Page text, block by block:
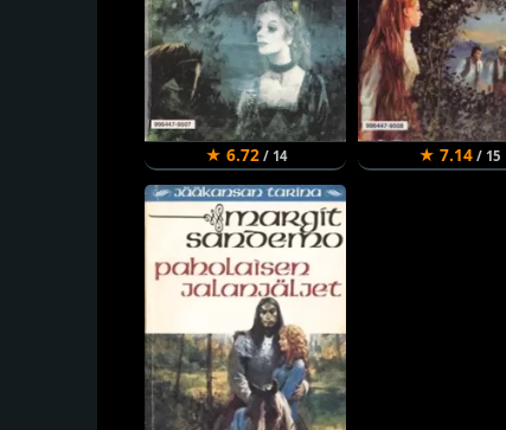
★ 6.72/ 14 ★ 7.14/ 15